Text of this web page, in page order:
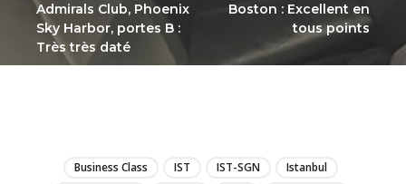
Admirals Club, Phoenix
Sky Harbor, portes B :
Très très daté
Boston : Excellent en
tous points
Business Class IST IST-SGN
Istanbul